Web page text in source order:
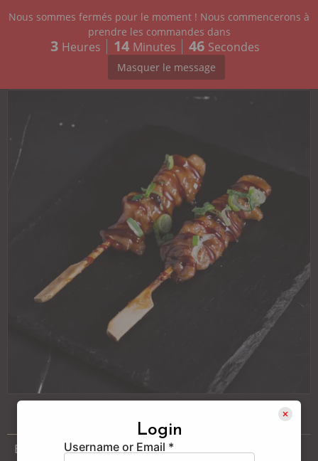
CARTE
YAKITORI POULET X2
Brochettes de poulet
Login
Username or Email *
Nous sommes fermés pour le moment ! Nous commencerons à
prendre les commandes dans
3 Heures 14 Minutes 46 Secondes
Masquer le message